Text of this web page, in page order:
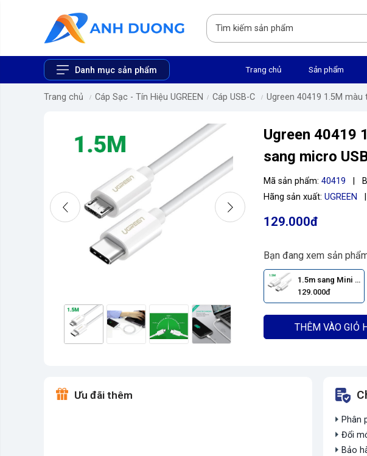
Danh mục sản phẩm Trang chủ Sản phẩm
Trang chủ Cáp Sạc - Tín Hiệu UGREEN Cáp USB-C Ugreen 40419 1.5M
Ugreen 40419
sang micro
Mã sản phẩm: 40419
Hãng sản xuất: UGREEN
129.000đ
Bạn đang xem sản
1.5m sang Mini USB
129.000đ
THÊM VÀO GIỎ
Ưu đãi thêm
Phân
Đổi
Bảo